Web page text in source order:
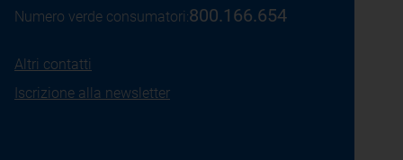
Numero verde consumatori:800.166.654
Altri contatti
Iscrizione alla newsletter